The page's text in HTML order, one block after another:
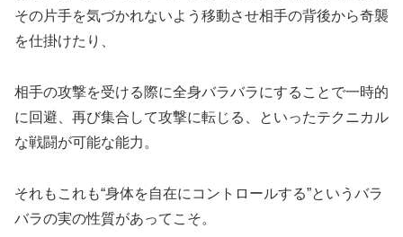
その片手を気づかれないよう移動させ相手の背後から奇襲
を仕掛けたり、
相手の攻撃を受ける際に全身バラバラにすることで一時的
に回避、再び集合して攻撃に転じる、といったテクニカル
な戦闘が可能な能力。
それもこれも“身体を自在にコントロールする”というバラ
バラの実の性質があってこそ。